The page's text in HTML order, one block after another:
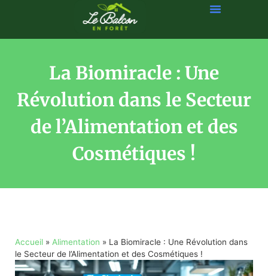
La Biomiracle : Une
Révolution dans le Secteur
de l’Alimentation et des
Cosmétiques !
Accueil » Alimentation » La Biomiracle : Une Révolution dans
le Secteur de l’Alimentation et des Cosmétiques !